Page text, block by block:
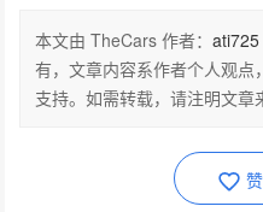
本文由 TheCars 作者：ati725
有，文章内容系作者个人观
支持。如需转载，请注明文章
赞